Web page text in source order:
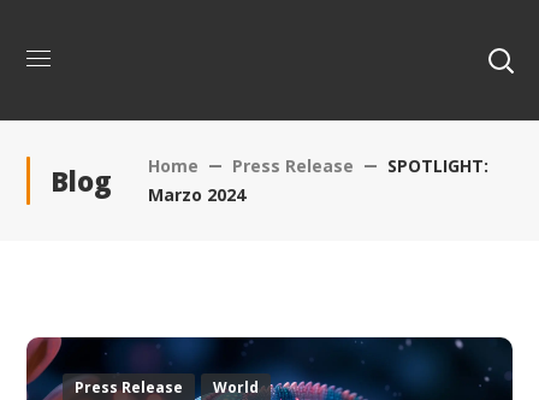
Blog Home Press Release
SPOTLIGHT:
Marzo 2024
Press Release World